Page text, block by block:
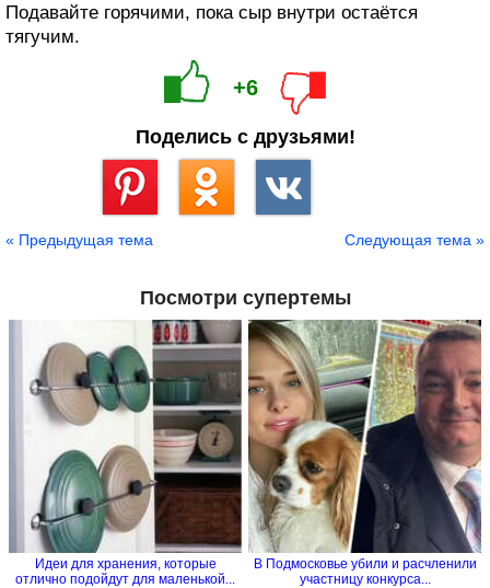
Подавайте горячими, пока сыр внутри остаётся
тягучим.
+6
Поделись с друзьями!
« Предыдущая тема Следующая тема »
Посмотри супертемы
Идеи для хранения, которые
отлично подойдут для маленькой...
В Подмосковье убили и расчленили
участницу конкурса...